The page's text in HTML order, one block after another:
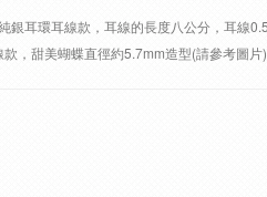
銀耳環耳線款，耳線的長度八公分，耳線
，甜美蝴蝶直徑約5.7mm造型(請參考圖